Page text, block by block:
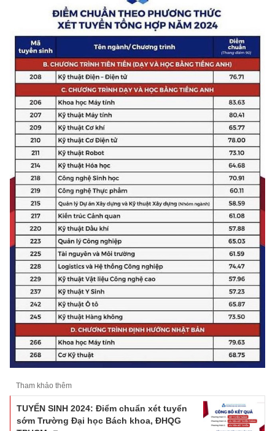
Tham khảo thêm
TUYỂN SINH 2024: Điểm chuẩn xét tuyển
sớm Trường Đại học Bách khoa, ĐHQG